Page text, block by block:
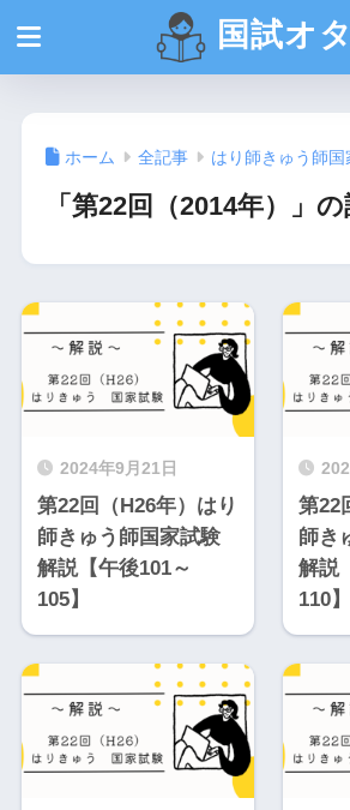
国試オ
ホーム 全記事 はり師きゅう師国
「第22回（2014年）」
2024年9月21日
第22回（H26年）はり
師きゅう師国家試験
解説【午後101～
105】
第22
師き
解説
110】